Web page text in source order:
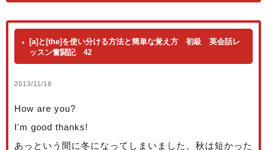
[a]と[the]を使い分ける方法と簡単な覚え方 初級 英会話レ
ッスン奮闘記 42
2013/11/18
How are you?
I'm good thanks!
あっという間に冬になってしまいました。秋は短かった